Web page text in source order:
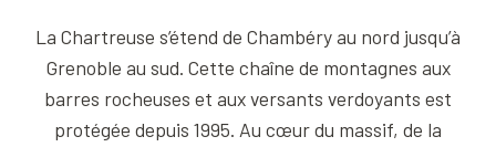
La Chartreuse s’étend de Chambéry au nord jusqu’à
Grenoble au sud. Cette chaîne de montagnes aux
barres rocheuses et aux versants verdoyants est
protégée depuis 1995. Au cœur du massif, de la